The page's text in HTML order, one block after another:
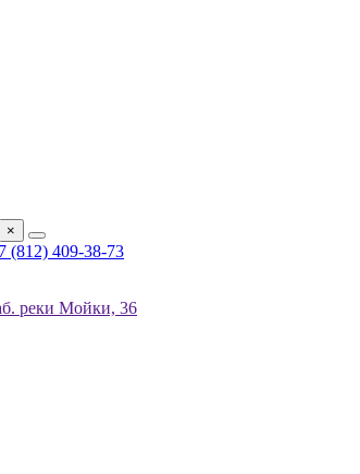
×
(812) 409-38-73
реки Мойки, 36